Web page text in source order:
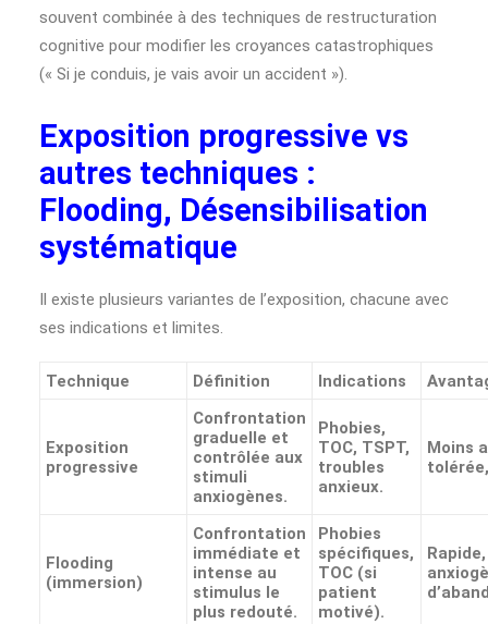
souvent combinée à des techniques de restructuration
cognitive pour modifier les croyances catastrophiques
(« Si je conduis, je vais avoir un accident »).
Exposition progressive vs
autres techniques :
Flooding, Désensibilisation
systématique
Il existe plusieurs variantes de l’exposition, chacune avec
ses indications et limites.
Technique Définition Indications
Exposition
progressive
Confrontation
graduelle et
contrôlée aux
stimuli
anxiogènes.
Phobies,
TOC, TSPT,
troubles
anxieux.
Moins
Flooding
(immersion)
Confrontation
immédiate et
intense au
stimulus le
plus redouté.
Phobies
spécifiques,
TOC (si
patient
motivé).